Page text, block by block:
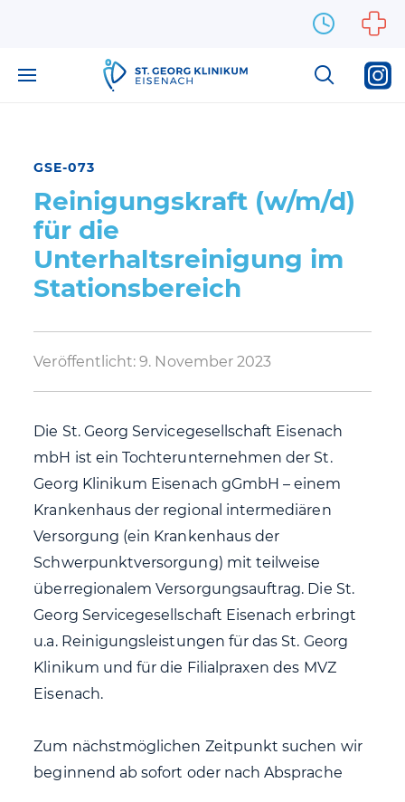
GSE-073
Reinigungskraft (w/m/d)
für die
Unterhaltsreinigung im
Stationsbereich
Veröffentlicht:9. November 2023
Die St. Georg Servicegesellschaft Eisenach
mbH ist ein Tochterunternehmen der St.
Georg Klinikum Eisenach gGmbH – einem
Krankenhaus der regional intermediären
Versorgung (ein Krankenhaus der
Schwerpunktversorgung) mit teilweise
überregionalem Versorgungsauftrag. Die St.
Georg Servicegesellschaft Eisenach erbringt
u.a. Reinigungsleistungen für das St. Georg
Klinikum und für die Filialpraxen des MVZ
Eisenach.
Zum nächstmöglichen Zeitpunkt suchen wir
beginnend ab sofort oder nach Absprache